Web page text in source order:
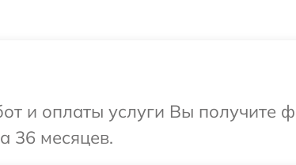
и оплаты услуги Вы получите
36 месяцев.